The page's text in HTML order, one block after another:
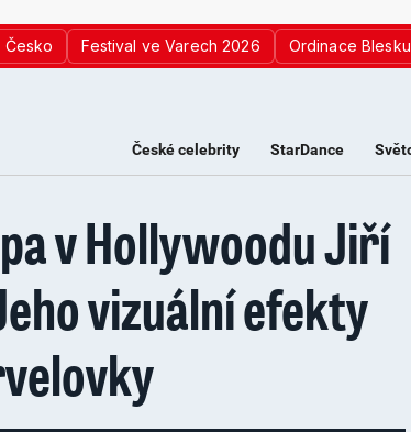
Česko Festival ve Varech 2026 Ordinace Blesku
České celebrity StarDance
v Hollywoodu Jiří
vizuální efekty